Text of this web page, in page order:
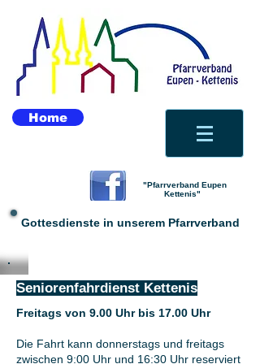
Home
"Pfarrverband Eupen
Kettenis"
Gottesdienste in unserem Pfarrverband
Seniorenfahrdienst Kettenis
Freitags von 9.00 Uhr bis 17.00 Uhr
Die Fahrt kann donnerstags und freitags
zwischen 9:00 Uhr und 16:30 Uhr reserviert